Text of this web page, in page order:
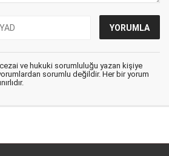
cezai ve hukuki sorumluluğu yazan kişiye
sorumlu değildir. Her bir yorum